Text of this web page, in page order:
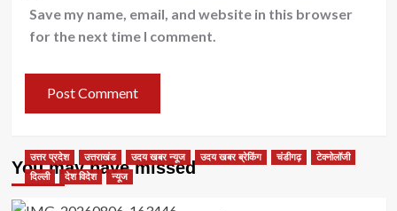
Save my name, email, and website in this browser
for the next time I comment.
You may have missed
उत्तर प्रदेश उत्तराखंड उदय खबर न्यूज उदय खबर ब्रेकिंग चंडीगढ़
टेक्नोलॉजी
दिल्ली
देश विदेश न्यूज